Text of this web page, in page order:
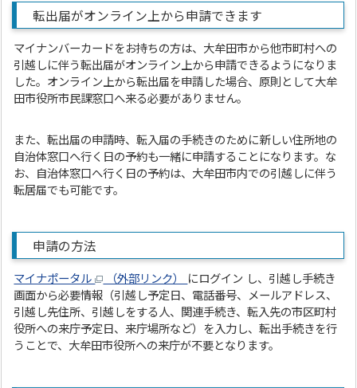
転出届がオンライン上から申請できます
マイナンバーカードをお持ちの方は、大牟田市から他市町村への
引越しに伴う転出届がオンライン上から申請できるようになりま
した。オンライン上から転出届を申請した場合、原則として大牟
田市役所市民課窓口へ来る必要がありません。
また、転出届の申請時、転入届の手続きのために新しい住所地の
自治体窓口へ行く日の予約も一緒に申請することになります。な
お、自治体窓口へ行く日の予約は、大牟田市内での引越しに伴う
転居届でも可能です。
申請の方法
マイナポータル （外部リンク） にログイン し、引越し手続き
画面から必要情報（引越し予定日、電話番号、メールアドレス、
引越し先住所、引越しをする人、関連手続き、転入先の市区町村
役所への来庁予定日、来庁場所など）を入力し、転出手続きを行
うことで、大牟田市役所への来庁が不要となります。